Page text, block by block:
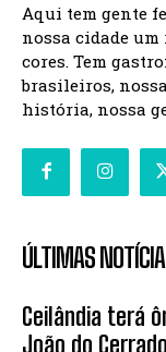
Aqui tem gente
nossa cidade
cores. Tem
brasileiros,
história, nossa
ÚLTIMAS
Ceilândia terá
João do Cerrado